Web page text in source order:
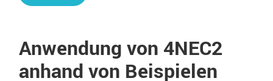
Anwendung von 4NEC2
anhand von Beispielen